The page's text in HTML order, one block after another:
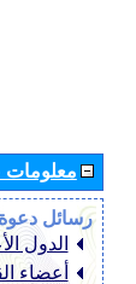
معلومات
رسائل
الدول
أعضاء